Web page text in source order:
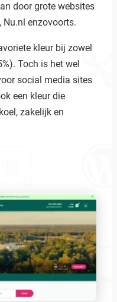
door grote websites
Nu.nl enzovoorts.
kleur bij zowel
Toch is het wel
social media sites
een kleur die
zakelijk en